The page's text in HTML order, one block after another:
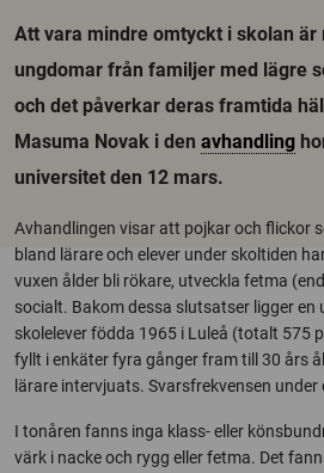
Att vara mindre omtyckt i skolan är
ungdomar från familjer med lägre
och det påverkar deras framtida
Masuma Novak i den avhandling
universitet den 12 mars.
Avhandlingen visar att pojkar och flickor
bland lärare och elever under skoltiden
vuxen ålder bli rökare, utveckla fetma
socialt. Bakom dessa slutsatser ligger en
skolelever födda 1965 i Luleå (totalt 575
fyllt i enkäter fyra gånger fram till 30 års
lärare intervjuats. Svarsfrekvensen under
I tonåren fanns inga klass- eller
värk i nacke och rygg eller fetma. Det